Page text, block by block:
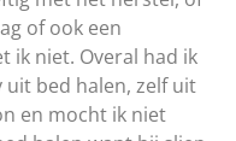
of ook een
ik niet. Overal had ik
uit bed halen, zelf uit
en mocht ik niet